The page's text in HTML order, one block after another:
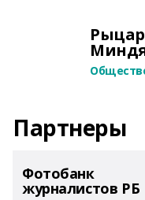
Партнеры
Фотобанк
журналистов РБ